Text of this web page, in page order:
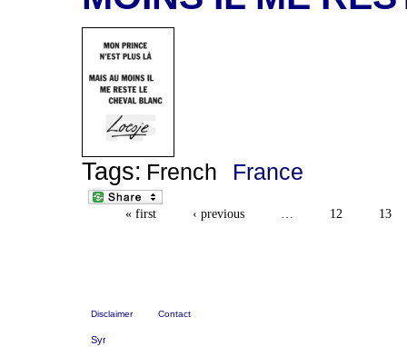
Tags: French France
« first ‹ previous … 12 13
Disclaimer Contact